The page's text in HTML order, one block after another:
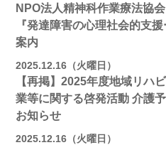
NPO法人精神科作業療法協
『発達障害の心理社会的支
案内
2025.12.16（火曜日）
【再掲】2025年度地域リハ
業等に関する啓発活動 介護
お知らせ
2025.12.16（火曜日）